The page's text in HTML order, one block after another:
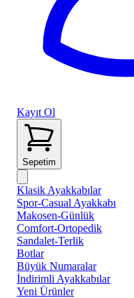
Kayıt Ol
Sepetim
Klasik Ayakkabılar
Spor-Casual Ayakkabı
Makosen-Günlük
Comfort-Ortopedik
Sandalet-Terlik
Botlar
Büyük Numaralar
İndirimli Ayakkabılar
Yeni Ürünler